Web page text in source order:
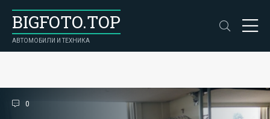
BIGFOTO.TOP
АВТОМОБИЛИ И ТЕХНИКА
0